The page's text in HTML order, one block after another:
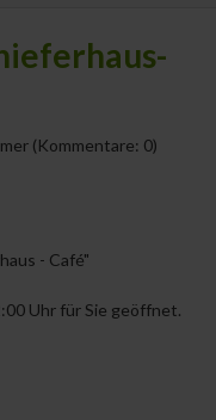
(Kommentare: 0)
- Café"
Uhr für Sie geöffnet.